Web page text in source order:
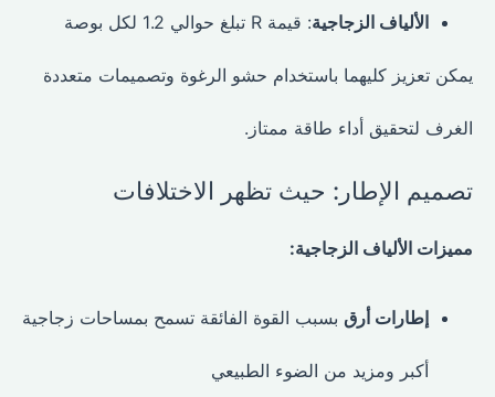
الألياف الزجاجية: قيمة R تبلغ حوالي 1.2 لكل بوصة
يمكن تعزيز كليهما باستخدام حشو الرغوة وتصميمات متعددة
الغرف لتحقيق أداء طاقة ممتاز.
تصميم الإطار: حيث تظهر الاختلافات
مميزات الألياف الزجاجية:
إطارات أرق بسبب القوة الفائقة تسمح بمساحات زجاجية
أكبر ومزيد من الضوء الطبيعي